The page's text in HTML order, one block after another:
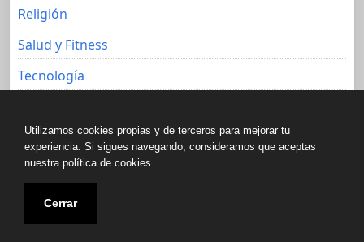
Religión
Salud y Fitness
Tecnología
Biblioteca libre de Javier Aguacero 2020
Utilizamos cookies propias y de terceros para mejorar tu
experiencia. Si sigues navegando, consideramos que aceptas
nuestra política de cookies
Cerrar